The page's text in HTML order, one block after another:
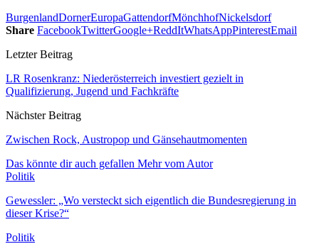
BurgenlandDornerEuropaGattendorfMönchhofNickelsdorf
Share FacebookTwitterGoogle+ReddItWhatsAppPinterestEmail
Letzter Beitrag
LR Rosenkranz: Niederösterreich investiert gezielt in
Qualifizierung, Jugend und Fachkräfte
Nächster Beitrag
Zwischen Rock, Austropop und Gänsehautmomenten
Das könnte dir auch gefallen Mehr vom Autor
Politik
Gewessler: „Wo versteckt sich eigentlich die Bundesregierung in
dieser Krise?“
Politik